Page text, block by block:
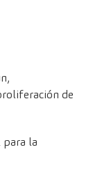
de
para la